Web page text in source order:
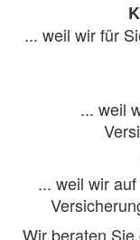
... weil wir für
... weil
... weil wir
Wir beraten